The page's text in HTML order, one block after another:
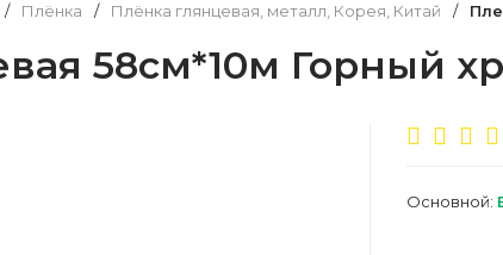
/ Плёнка / Плёнка глянцевая, металл, Корея, Китай /
58см*10м Горный
Основной: